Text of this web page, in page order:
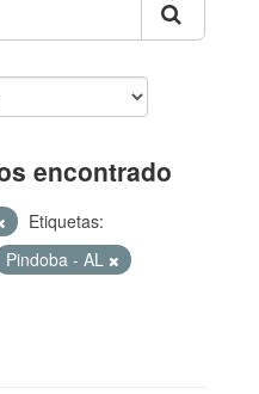
encontrado
Etiquetas:
Pindoba - AL